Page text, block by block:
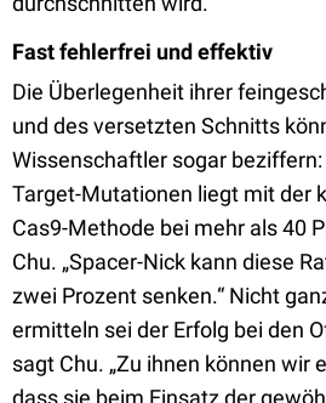
Fast fehlerfrei und effektiv
Die Überlegenheit ihrer
und des versetzten Schnitts
Wissenschaftler sogar beziffern:
Target-Mutationen liegt mit der
Cas9-Methode bei mehr als 40
Chu. „Spacer-Nick kann diese
zwei Prozent senken.“ Nicht
ermitteln sei der Erfolg bei den
sagt Chu. „Zu ihnen können wir
dass sie beim Einsatz der